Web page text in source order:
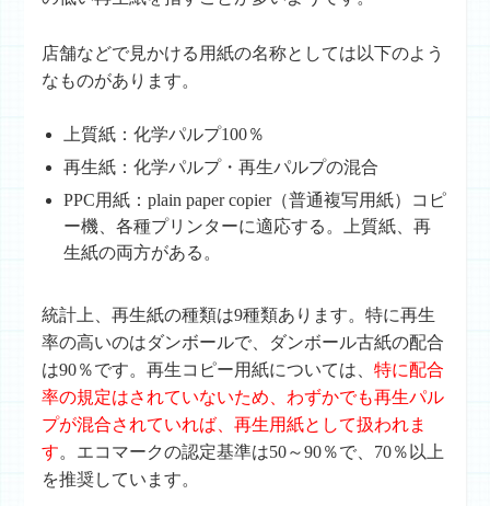
店舗などで見かける用紙の名称としては以下のよう
なものがあります。
上質紙 ：化学パルプ100％
再生紙 ：化学パルプ・再生パルプの混合
PPC用紙 ：plain paper copier（普通複写用紙）コピ
ー機、各種プリンターに適応する。上質紙、再
生紙の両方がある。
統計上、再生紙の種類は9種類あります。特に再生
率の高いのはダンボールで、ダンボール古紙の配合
は90％です。再生コピー用紙については、特に配合
率の規定はされていないため、わずかでも再生パル
プが混合されていれば、再生用紙として扱われま
す。エコマークの認定基準は50～90％で、70％以上
を推奨しています。